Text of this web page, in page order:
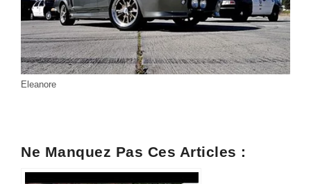
Eleanore
Ne Manquez Pas Ces Articles :